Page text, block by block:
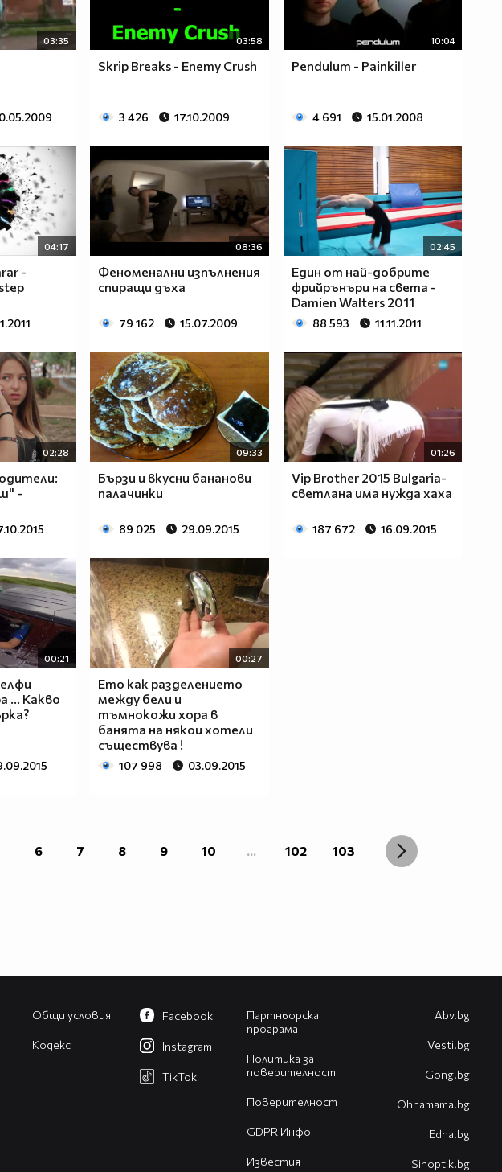
03:35 03:58
Skrip Breaks - Enemy Crush
3 426 17.10.2009
10:04
Pendulum - Painkiller
4 691 15.01.2008
04:17
-
08:36
Феноменални изпълнения
спиращи дъха
79 162 15.07.2009
02:45
Един от най-добрите
фрийрънъри на света -
Damien Walters 2011
88 593 11.11.2011
02:28
-
09:33
Бързи и вкусни бананови
палачинки
89 025 29.09.2015
01:26
Vip Brother 2015 Bulgaria-
светлана има нужда xaxa
187 672 16.09.2015
00:21
... Какво
00:27
Ето как разделението
между бели и
тъмнокожи хора в
банята на някои хотели
съществува !
107 998 03.09.2015
6 7 8 9 10 ... 102 103
Общи условия
Кодекс
Партньорска
програма
Политика за
поверителност
Поверителност
GDPR Инфо
Известия
Facebook
Instagram
TikTok
Abv.bg
Vesti.bg
Gong.bg
Оhnamama.bg
Edna.bg
Sinoptik.bg